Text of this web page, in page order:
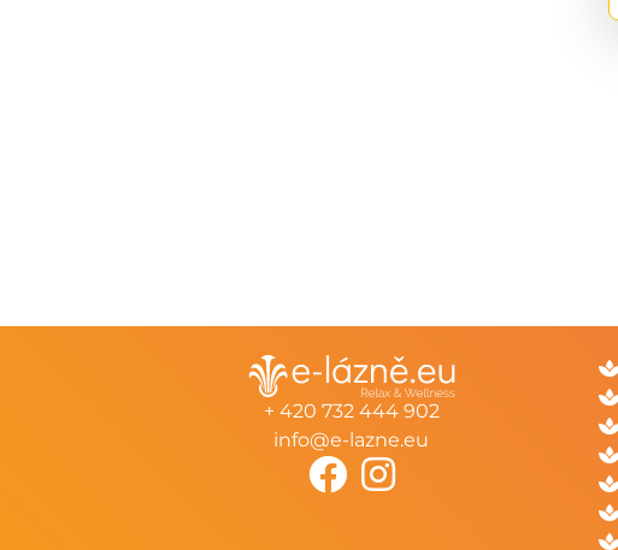
+ 420 732 444 902
info@e-lazne.eu